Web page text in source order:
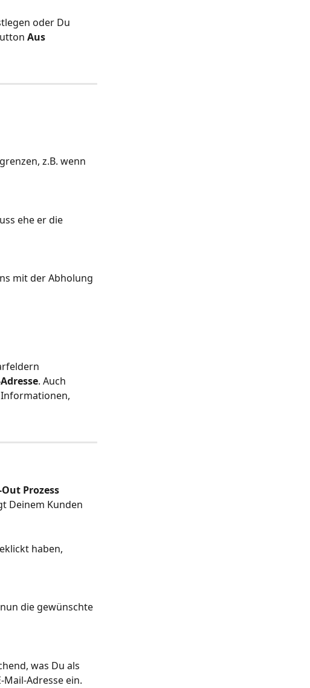
oder Du
Aus
z.B. wenn
ehe er die
mit der Abholung
. Auch
Prozess
Deinem Kunden
haben,
die gewünschte
was Du als
Adresse ein.